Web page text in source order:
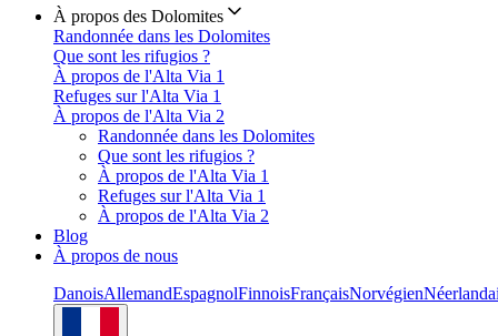
À propos des Dolomites
Randonnée dans les Dolomites
Que sont les rifugios ?
À propos de l'Alta Via 1
Refuges sur l'Alta Via 1
À propos de l'Alta Via 2
Randonnée dans les Dolomites
Que sont les rifugios ?
À propos de l'Alta Via 1
Refuges sur l'Alta Via 1
À propos de l'Alta Via 2
Blog
À propos de nous
DanoisAllemandEspagnolFinnoisFrançaisNorvégien